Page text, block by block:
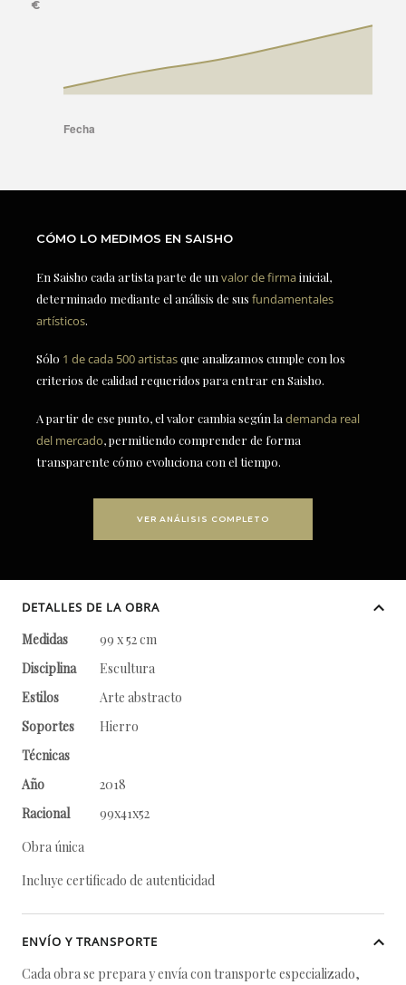
CÓMO LO MEDIMOS EN SAISHO
En Saisho cada artista parte de un valor de firmainicial,
determinado mediante el análisis de sus fundamentales
artísticos.
Sólo 1 de cada 500 artistasque analizamos cumple con los
criterios de calidad requeridos para entrar en Saisho.
A partir de ese punto, el valor cambia según la demanda real
del mercado, permitiendo comprender de forma
transparente cómo evoluciona con el tiempo.
VER ANÁLISIS COMPLETO
DETALLES DE LA OBRA
Medidas
99 x 52 cm
Disciplina
Escultura
Estilos
Arte abstracto
Soportes
Hierro
Técnicas
Año
2018
Racional
99x41x52
Obra única
Incluye certificado de autenticidad
ENVÍO Y TRANSPORTE
Cada obra se prepara y envía con transporte especializado,